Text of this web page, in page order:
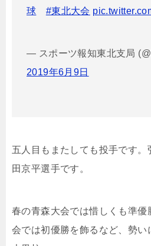
球
#東北大会
— スポーツ報知東北支局
2019年6月9日
五人目もまたしても投手です
田京平選手です。
春の青森大会では惜しくも準優
会では初優勝を飾るなど、勢い